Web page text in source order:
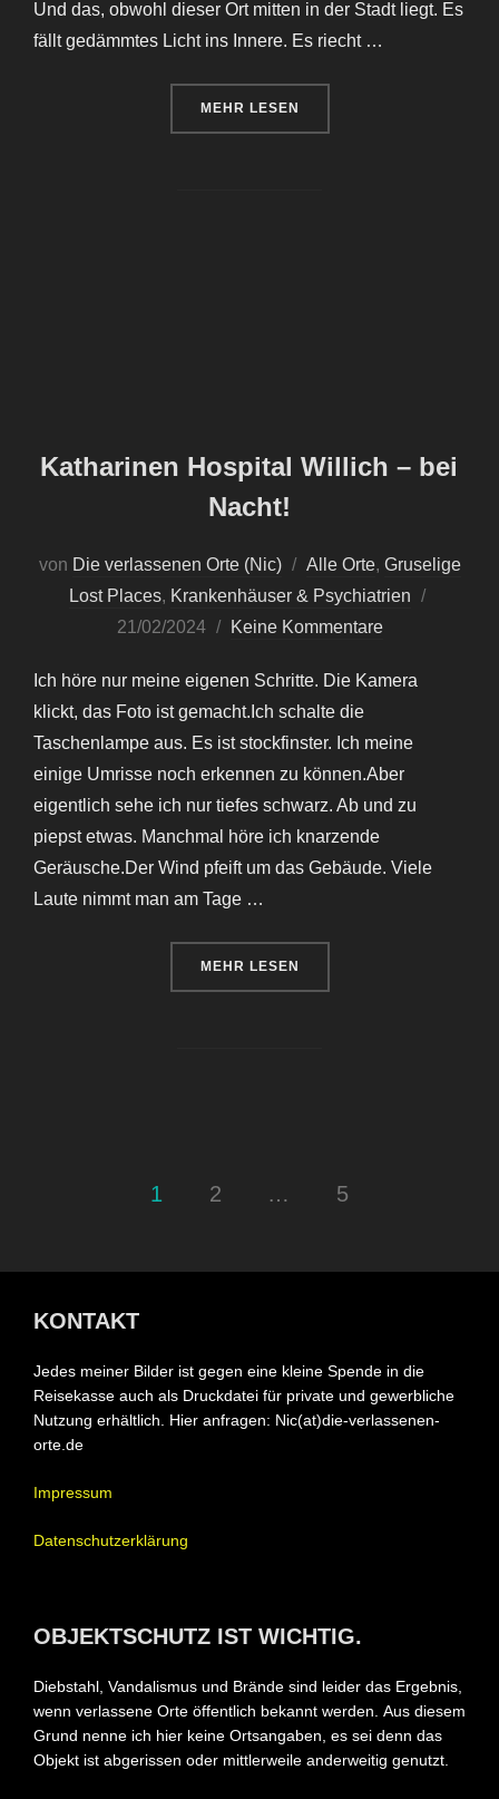
Und das, obwohl dieser Ort mitten in der Stadt liegt. Es
fällt gedämmtes Licht ins Innere. Es riecht …
MEHR ÜBER „SANATORIUM A.“
LESEN
Katharinen Hospital Willich – bei
Nacht!
von Die verlassenen Orte (Nic) Alle Orte, Gruselige
Lost Places, Krankenhäuser & Psychiatrien
21/02/2024 Keine Kommentare
Ich höre nur meine eigenen Schritte. Die Kamera
klickt, das Foto ist gemacht.Ich schalte die
Taschenlampe aus. Es ist stockfinster. Ich meine
einige Umrisse noch erkennen zu können.Aber
eigentlich sehe ich nur tiefes schwarz. Ab und zu
piepst etwas. Manchmal höre ich knarzende
Geräusche.Der Wind pfeift um das Gebäude. Viele
Laute nimmt man am Tage …
MEHR ÜBER „KATHARINEN HOSPITAL
LESEN
Seitennummerierung
1 2 … 5
KONTAKT
Jedes meiner Bilder ist gegen eine kleine Spende in die
Reisekasse auch als Druckdatei für private und gewerbliche
Nutzung erhältlich. Hier anfragen: Nic(at)die-verlassenen-
orte.de
Impressum
Datenschutzerklärung
OBJEKTSCHUTZ IST WICHTIG.
Diebstahl, Vandalismus und Brände sind leider das Ergebnis,
wenn verlassene Orte öffentlich bekannt werden. Aus diesem
Grund nenne ich hier keine Ortsangaben, es sei denn das
Objekt ist abgerissen oder mittlerweile anderweitig genutzt.